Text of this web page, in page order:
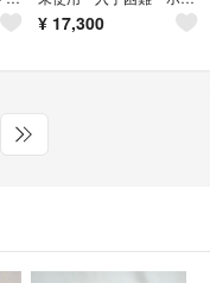
¥ 17,300